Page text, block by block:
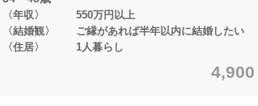
〈年収〉 550万円以上
〈結婚観〉 ご縁があれば半年以内に結婚したい
〈住居〉 1人暮らし
4,900